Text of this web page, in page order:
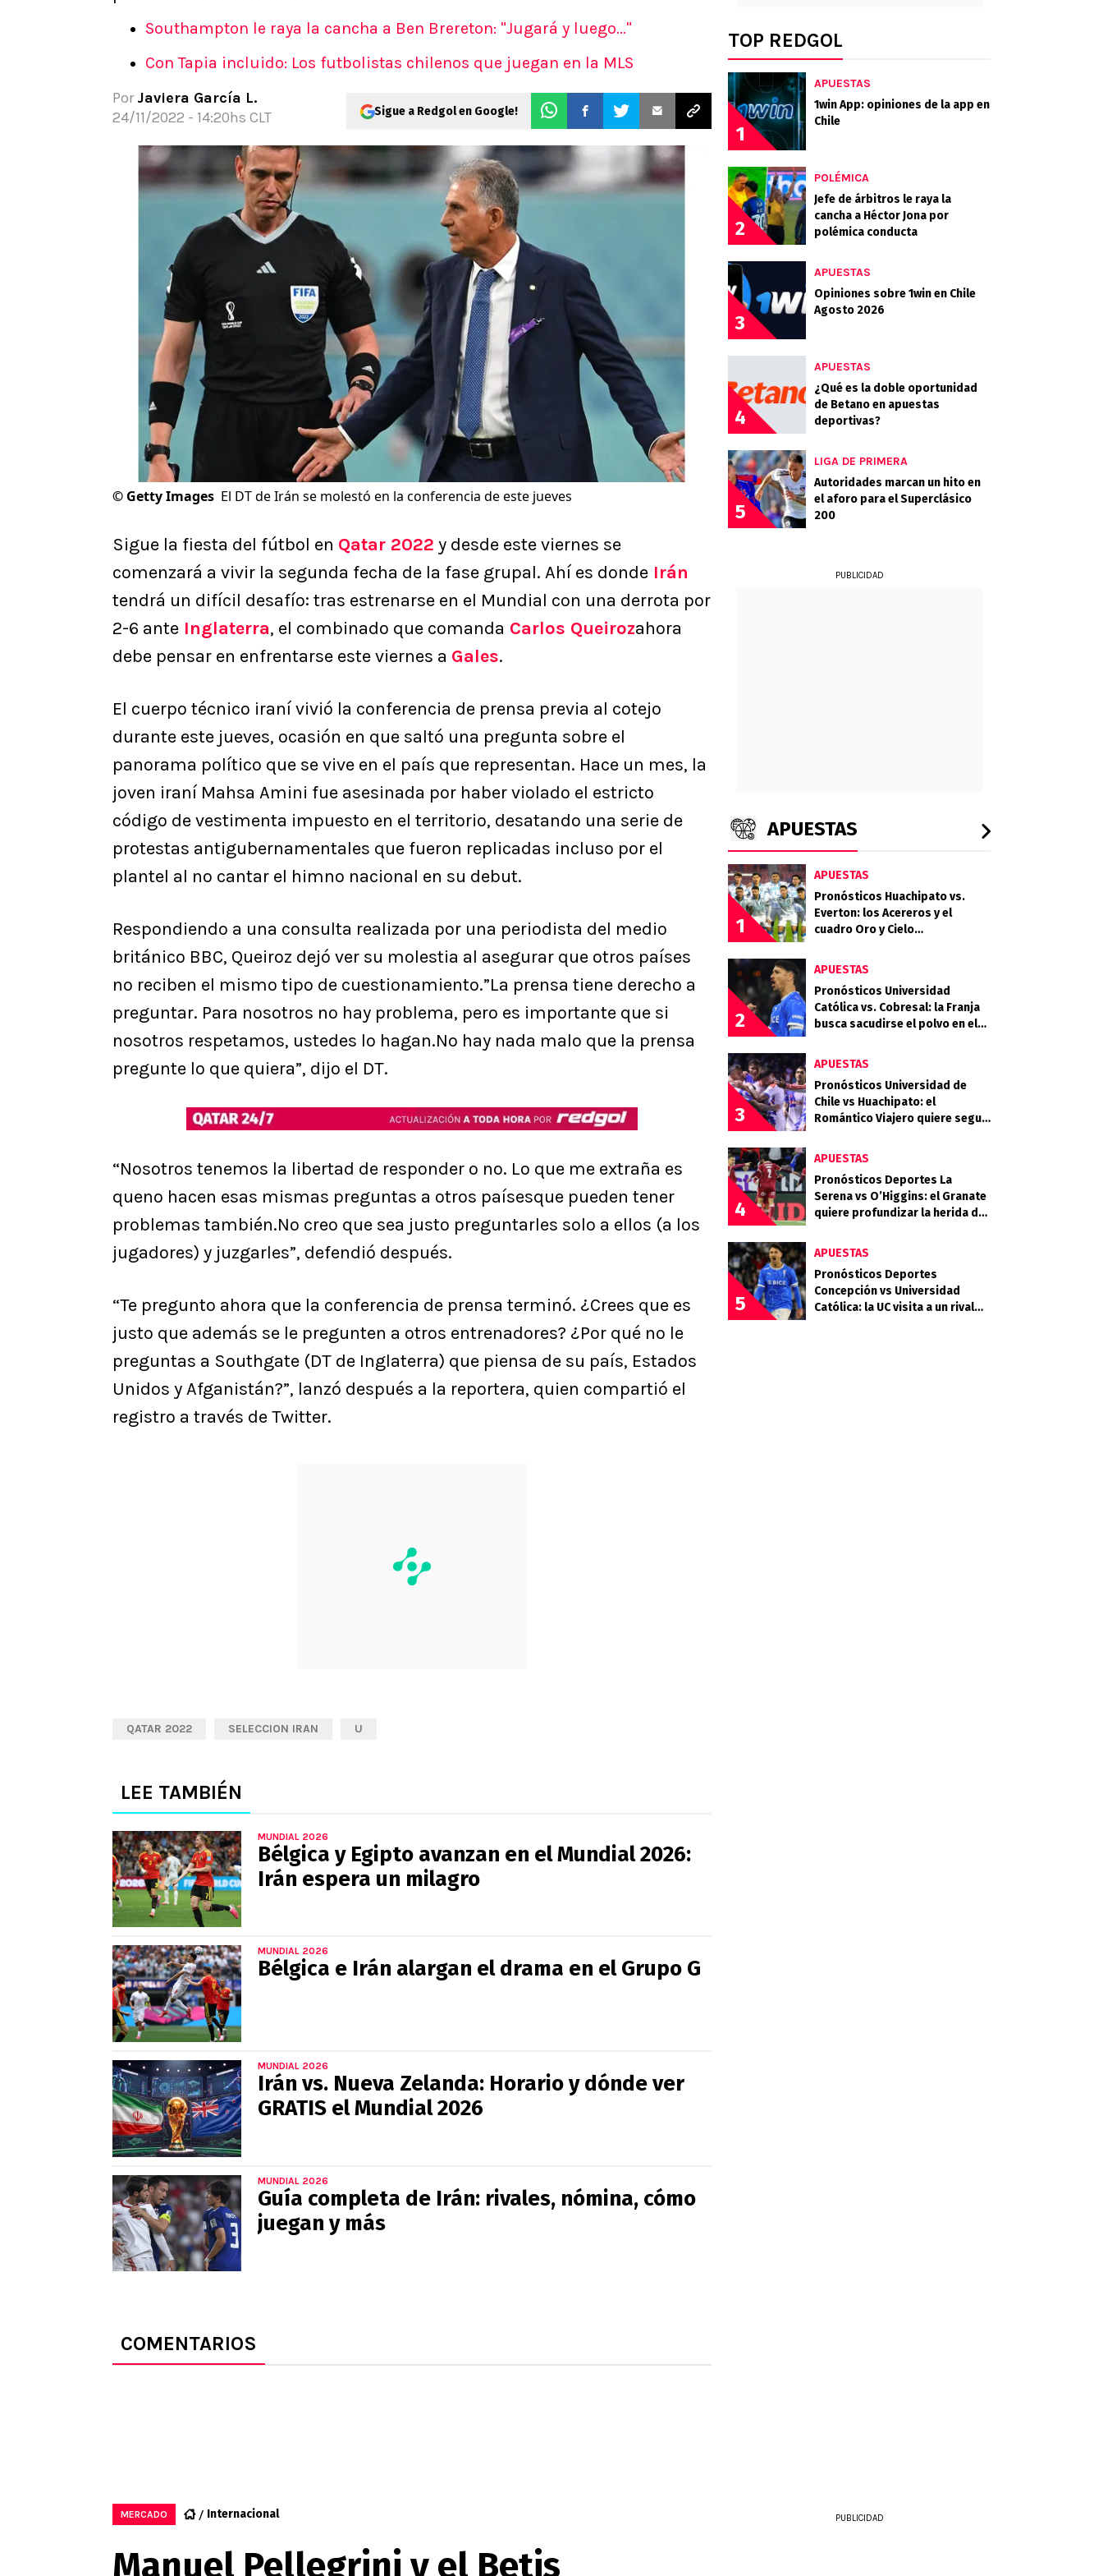
Pronósticos
Southampton le raya la cancha a Ben Brereton: "Jugará y luego..."
Con Tapia incluido: Los futbolistas chilenos que juegan en la MLS
Por Javiera García L.
24/11/2022 - 14:20hs CLT
Sigue a Redgol en Google!
© Getty Images El DT de Irán se molestó en la conferencia de este jueves
Sigue la fiesta del fútbol en Qatar 2022 y desde este viernes se
comenzará a vivir la segunda fecha de la fase grupal. Ahí es donde Irán
tendrá un difícil desafío: tras estrenarse en el Mundial con una derrota por
2-6 ante Inglaterra, el combinado que comanda Carlos Queirozahora
debe pensar en enfrentarse este viernes a Gales.
El cuerpo técnico iraní vivió la conferencia de prensa previa al cotejo
durante este jueves, ocasión en que saltó una pregunta sobre el
panorama político que se vive en el país que representan. Hace un mes, la
joven iraní Mahsa Amini fue asesinada por haber violado el estricto
código de vestimenta impuesto en el territorio, desatando una serie de
protestas antigubernamentales que fueron replicadas incluso por el
plantel al no cantar el himno nacional en su debut.
Respondiendo a una consulta realizada por una periodista del medio
británico BBC, Queiroz dejó ver su molestia al asegurar que otros países
no reciben el mismo tipo de cuestionamiento.”La prensa tiene derecho a
preguntar. Para nosotros no hay problema, pero es importante que si
nosotros respetamos, ustedes lo hagan.No hay nada malo que la prensa
pregunte lo que quiera”, dijo el DT.
“Nosotros tenemos la libertad de responder o no. Lo que me extraña es
queno hacen esas mismas preguntas a otros paísesque pueden tener
problemas también.No creo que sea justo preguntarles solo a ellos (a los
jugadores) y juzgarles”, defendió después.
“Te pregunto ahora que la conferencia de prensa terminó. ¿Crees que es
justo que además se le pregunten a otros entrenadores? ¿Por qué no le
preguntas a Southgate (DT de Inglaterra) que piensa de su país, Estados
Unidos y Afganistán?”, lanzó después a la reportera, quien compartió el
registro a través de Twitter.
QATAR 2022 SELECCION IRAN U
LEE TAMBIÉN
MUNDIAL 2026
Bélgica y Egipto avanzan en el Mundial 2026:
Irán espera un milagro
MUNDIAL 2026
Bélgica e Irán alargan el drama en el Grupo G
MUNDIAL 2026
Irán vs. Nueva Zelanda: Horario y dónde ver
GRATIS el Mundial 2026
MUNDIAL 2026
Guía completa de Irán: rivales, nómina, cómo
juegan y más
COMENTARIOS
TOP REDGOL
1
APUESTAS
1win App: opiniones de la app en
Chile
2
POLÉMICA
Jefe de árbitros le raya la
cancha a Héctor Jona por
polémica conducta
3
APUESTAS
Opiniones sobre 1win en Chile
Agosto 2026
4
APUESTAS
¿Qué es la doble oportunidad
de Betano en apuestas
deportivas?
5
LIGA DE PRIMERA
Autoridades marcan un hito en
el aforo para el Superclásico
200
PUBLICIDAD
APUESTAS
1
APUESTAS
Pronósticos Huachipato vs.
Everton: los Acereros y el
cuadro Oro y Cielo
por la fecha 18
2
APUESTAS
Pronósticos Universidad
Católica vs. Cobresal: la Franja
busca sacudirse el polvo en el
3
APUESTAS
Pronósticos Universidad de
Chile vs Huachipato: el
Romántico Viajero quiere seguir
4
APUESTAS
Pronósticos Deportes La
Serena vs O’Higgins: el Granate
quiere profundizar la herida del
5
APUESTAS
Pronósticos Deportes
Concepción vs Universidad
Católica: la UC visita a un rival
MERCADO Internacional
Manuel Pellegrini y el Betis
PUBLICIDAD